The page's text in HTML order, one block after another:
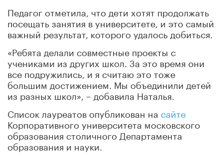
Педагог отметила, что дети хотят продолжать
посещать занятия в университете, и это самый
важный результат, которого удалось добиться.
«Ребята делали совместные проекты с
учениками из других школ. За это время они
все подружились, и я считаю это тоже
большим достижением. Мы объединили детей
из разных школ», – добавила Наталья.
Список лауреатов опубликован на сайте
Корпоративного университета московского
образования столичного Департамента
образования и науки.